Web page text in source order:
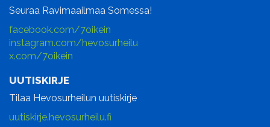
Seuraa Ravimaailmaa Somessa!
facebook.com/7oikein
instagram.com/hevosurheilu
x.com/7oikein
UUTISKIRJE
Tilaa Hevosurheilun uutiskirje
uutiskirje.hevosurheilu.fi